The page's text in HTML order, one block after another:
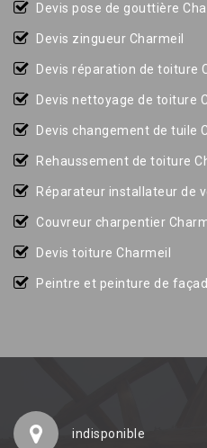
Devis pose de gouttière
Devis zingueur Charmeil
Devis réparation de toiture
Devis nettoyage de toiture
Devis changement de tuile
Rehaussement de toiture
Réparateur installateur de
Couvreur charpentier
Devis toiture Charmeil
Peintre et peinture de
indisponible